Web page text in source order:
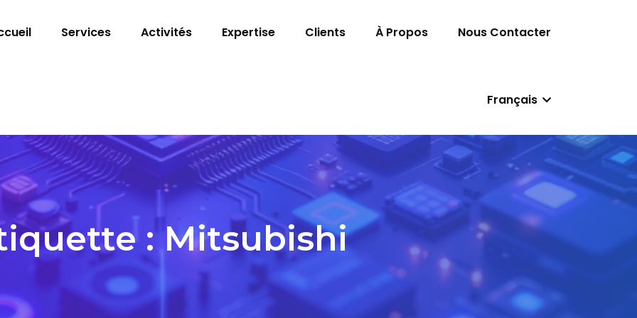
Services Activités Expertise Clients À Propos Nous Contacter
Français
:Mitsubishi